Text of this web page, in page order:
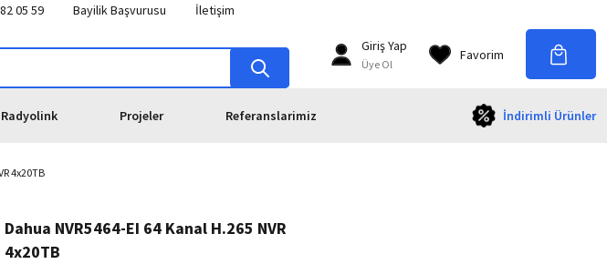
05 59 Bayilik Başvurusu
İletişim
Giriş Yap
Üye Ol
Favorim
Radyolink Projeler Referanslarimiz İndirimli Ürünler
4x20TB
Dahua NVR5464-EI 64 Kanal H.265 NVR
4x20TB